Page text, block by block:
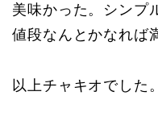
美味かった。シンプ
値段なんとかなれば
以上チャキオでした